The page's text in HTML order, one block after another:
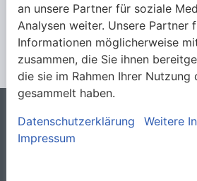
Rechtliches
Allgemeine Verkaufsbedingungen
an unsere Partner für soziale
Analysen weiter. Unsere Partner
Informationen möglicherweise
zusammen, die Sie ihnen
die sie im Rahmen Ihrer Nutzung
gesammelt haben.
Datenschutzerklärung
Weitere
Impressum